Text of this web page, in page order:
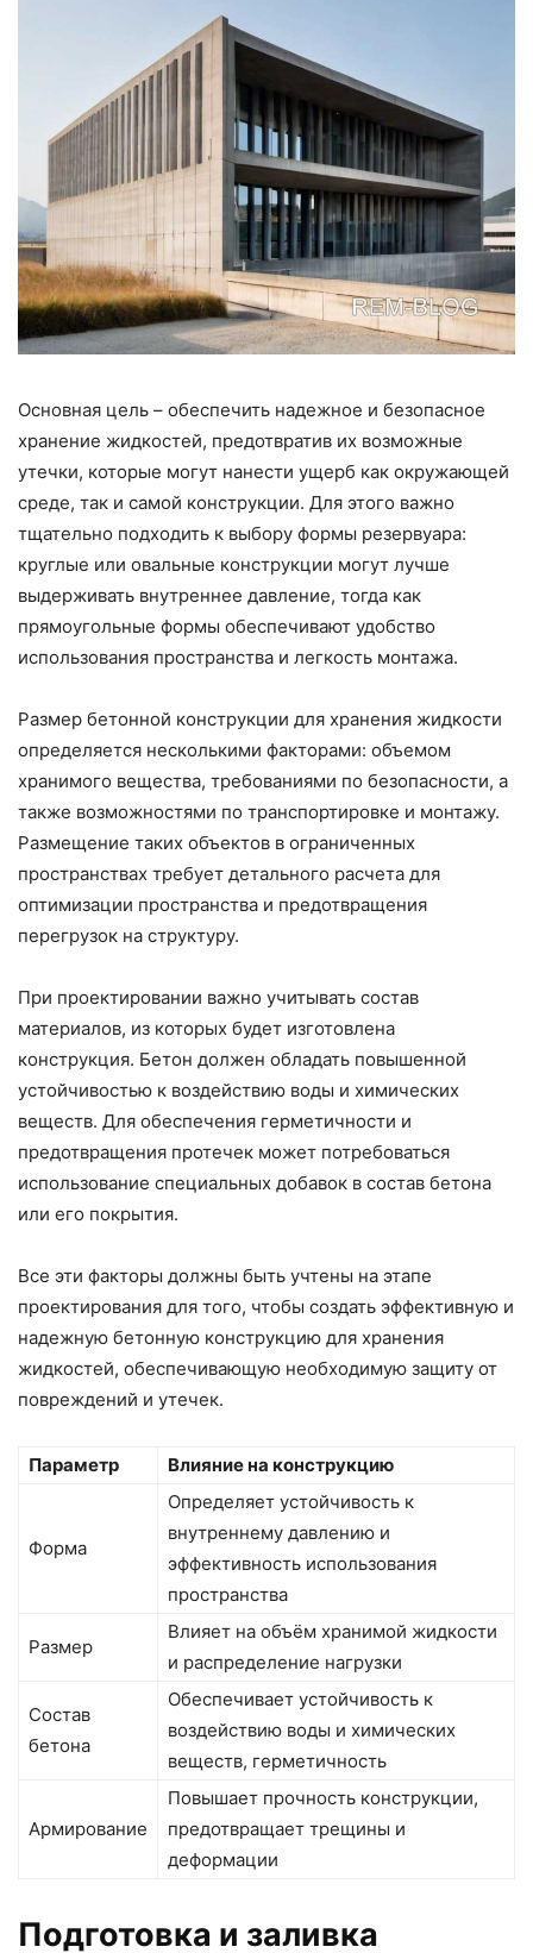
Основная цель – обеспечить надежное и безопасное
хранение жидкостей, предотвратив их возможные
утечки, которые могут нанести ущерб как окружающей
среде, так и самой конструкции. Для этого важно
тщательно подходить к выбору формы резервуара:
круглые или овальные конструкции могут лучше
выдерживать внутреннее давление, тогда как
прямоугольные формы обеспечивают удобство
использования пространства и легкость монтажа.
Размер бетонной конструкции для хранения жидкости
определяется несколькими факторами: объемом
хранимого вещества, требованиями по безопасности, а
также возможностями по транспортировке и монтажу.
Размещение таких объектов в ограниченных
пространствах требует детального расчета для
оптимизации пространства и предотвращения
перегрузок на структуру.
При проектировании важно учитывать состав
материалов, из которых будет изготовлена
конструкция. Бетон должен обладать повышенной
устойчивостью к воздействию воды и химических
веществ. Для обеспечения герметичности и
предотвращения протечек может потребоваться
использование специальных добавок в состав бетона
или его покрытия.
Все эти факторы должны быть учтены на этапе
проектирования для того, чтобы создать эффективную и
надежную бетонную конструкцию для хранения
жидкостей, обеспечивающую необходимую защиту от
повреждений и утечек.
Параметр Влияние на конструкцию
Форма
Определяет устойчивость к
внутреннему давлению и
эффективность использования
пространства
Размер
Влияет на объём хранимой жидкости
и распределение нагрузки
Состав
бетона
Обеспечивает устойчивость к
воздействию воды и химических
веществ, герметичность
Армирование
Повышает прочность конструкции,
предотвращает трещины и
деформации
Подготовка и заливка